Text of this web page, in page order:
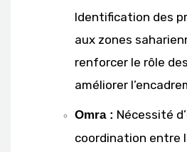
Identification des
aux zones
renforcer le rôle
améliorer
Omra : Nécessité
coordination entre